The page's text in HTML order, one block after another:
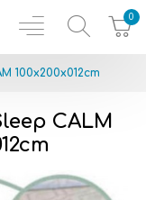
0
100x200x012cm
CALM